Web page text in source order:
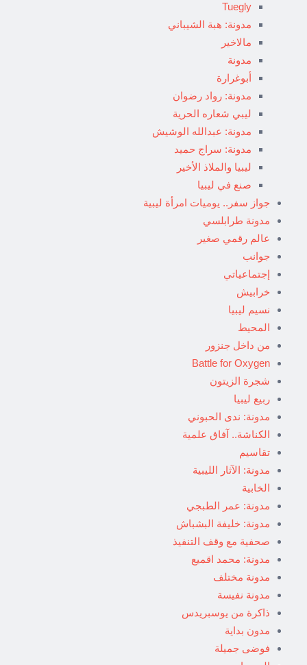
Tuegly
مدونة: هبة الشيباني
مالاخير
مدونة
أبوغرارة
مدونة: رواد رضوان
ليبي شعاره الحرية
مدونة: عبدالله الوشيش
مدونة: سراج حميد
ليبيا والملاذ الأخير
صنع في ليبيا
جواز سفر.. يوميات امرأة ليبية
مدونة طرابلسي
عالم رقمي صغير
جوانب
إجتماعياتي
خرابيش
نسيم ليبيا
المحيط
من داخل جنزور
Battle for Oxygen
شجرة الزيتون
ربيع ليبيا
مدونة: ندى الحبوني
الكناشة.. آفاق علمية
تقاسيم
مدونة: الآثار الليبية
الخابية
مدونة: عمر الطبجي
مدونة: خليفة البشباش
صحفية مع وقف التنفيذ
مدونة: محمد اقميع
مدونة مختلف
مدونة نفيسة
ذاكرة من يوسبريدس
مدون بداية
فوضى جميلة